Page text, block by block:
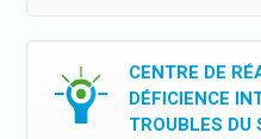
CENTRE DE
DÉFICIENCE
TROUBLES DU